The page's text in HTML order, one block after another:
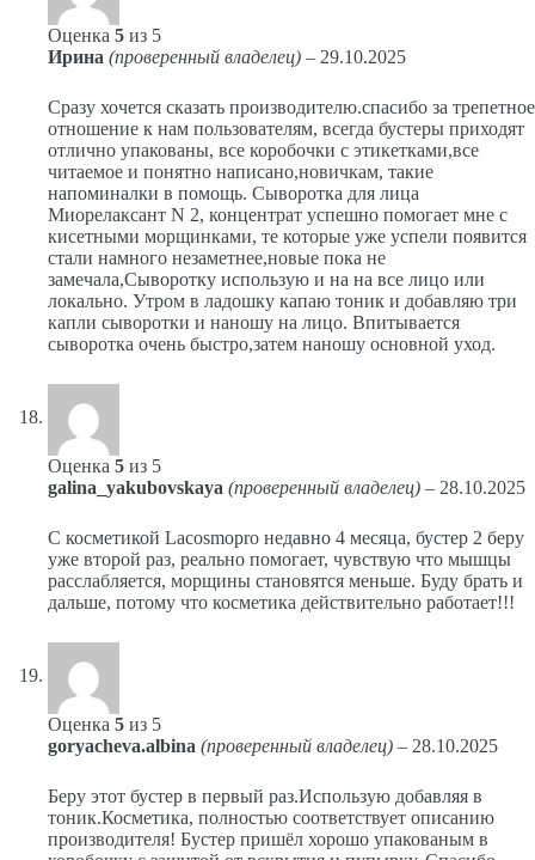
Оценка 5 из 5
Ирина (проверенный владелец) – 29.10.2025
Сразу хочется сказать производителю.спасибо за трепетное
отношение к нам пользователям, всегда бустеры приходят
отлично упакованы, все коробочки с этикетками,все
читаемое и понятно написано,новичкам, такие
напоминалки в помощь. Сыворотка для лица
Миорелаксант N 2, концентрат успешно помогает мне с
кисетными морщинками, те которые уже успели появится
стали намного незаметнее,новые пока не
замечала,Сыворотку использую и на на все лицо или
локально. Утром в ладошку капаю тоник и добавляю три
капли сыворотки и наношу на лицо. Впитывается
сыворотка очень быстро,затем наношу основной уход.
Оценка 5 из 5
galina_yakubovskaya (проверенный владелец) – 28.10.2025
С косметикой Lacosmopro недавно 4 месяца, бустер 2 беру
уже второй раз, реально помогает, чувствую что мышцы
расслабляется, морщины становятся меньше. Буду брать и
дальше, потому что косметика действительно работает!!!
Оценка 5 из 5
goryacheva.albina (проверенный владелец) – 28.10.2025
Беру этот бустер в первый раз.Использую добавляя в
тоник.Косметика, полностью соответствует описанию
производителя! Бустер пришёл хорошо упакованым в